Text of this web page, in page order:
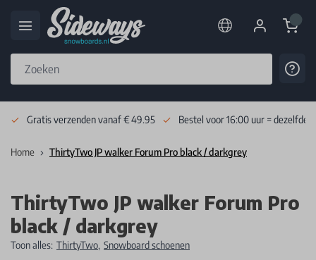
Cart
Gratis verzenden vanaf € 49.95 Bestel voor 16:00 uur = dezelfde
Home ThirtyTwo JP walker Forum Pro black / darkgrey
ThirtyTwo JP walker Forum Pro
black / darkgrey
Toon alles: ThirtyTwo, Snowboard schoenen